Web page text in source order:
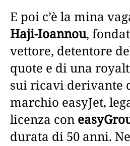
E poi c’è la mina
Haji-Ioannou,
vettore, detentore
quote e di una
sui ricavi derivante
marchio easyJet,
licenza con
durata di 50 anni.